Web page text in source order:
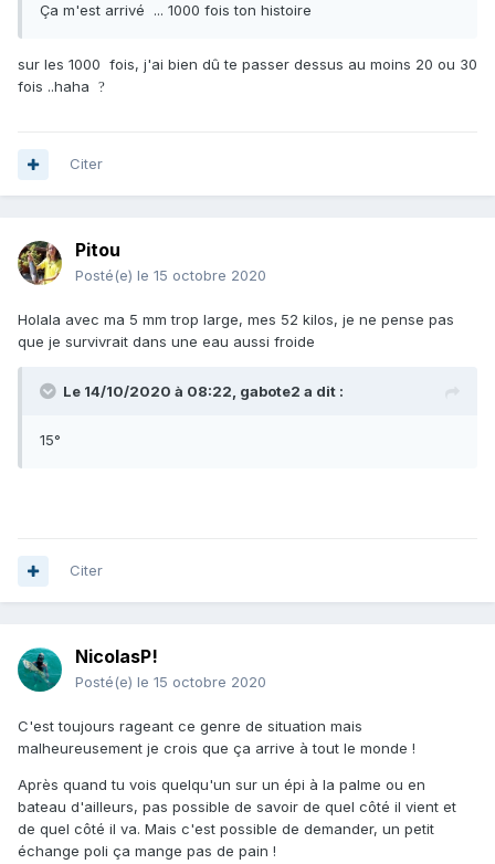
Ça m'est arrivé ... 1000 fois ton histoire
sur les 1000 fois, j'ai bien dû te passer dessus au moins 20 ou 30
fois ..haha ?
Citer
Pitou
Posté(e) le 15 octobre 2020
Holala avec ma 5 mm trop large, mes 52 kilos, je ne pense pas
que je survivrait dans une eau aussi froide
Le 14/10/2020 à 08:22, gabote2 a dit :
15°
Citer
NicolasP!
Posté(e) le 15 octobre 2020
C'est toujours rageant ce genre de situation mais
malheureusement je crois que ça arrive à tout le monde !
Après quand tu vois quelqu'un sur un épi à la palme ou en
bateau d'ailleurs, pas possible de savoir de quel côté il vient et
de quel côté il va. Mais c'est possible de demander, un petit
échange poli ça mange pas de pain !